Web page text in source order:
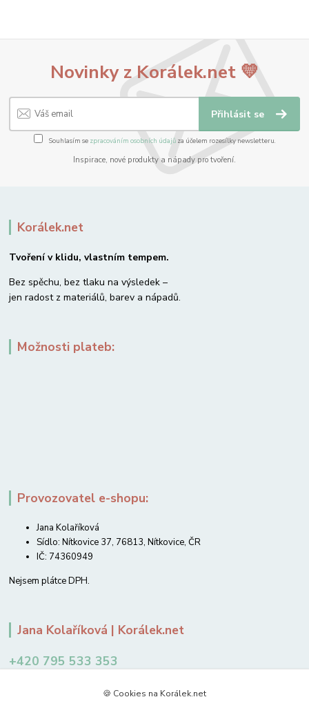
Novinky z Korálek.net 💛
Přihlásit se
Souhlasím se zpracováním osobních údajůza účelem rozesílky newsletteru.
Inspirace, nové produkty a nápady pro tvoření.
Korálek.net
Tvoření v klidu, vlastním tempem.
Bez spěchu, bez tlaku na výsledek –
jen radost z materiálů, barev a nápadů.
Možnosti plateb:
Provozovatel e-shopu:
Jana Kolaříková
Sídlo: Nítkovice 37, 76813, Nítkovice, ČR
IČ: 74360949
Nejsem plátce DPH.
Jana Kolaříková | Korálek.net
+420 795 533 353
🍪 Cookies na Korálek.net